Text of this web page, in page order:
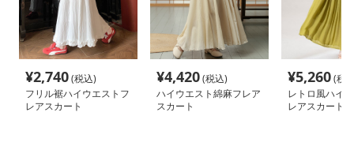
¥2,740(税込)
フリル裾ハイウエストフ
レアスカート
¥4,420(税込)
ハイウエスト綿麻フレア
スカート
¥5,260(税
レトロ風ハイ
レアスカート